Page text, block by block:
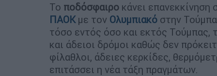
Το ποδόσφαιρο κάνει επανεκκίνηση
ΠΑΟΚ με τον Ολυμπιακό στην
τόσο εντός όσο και εκτός Τούμπας,
και άδειοι δρόμοι καθώς δεν
φίλαθλοι, άδειες κερκίδες,
επιτάσσει η νέα τάξη πραγμάτων.